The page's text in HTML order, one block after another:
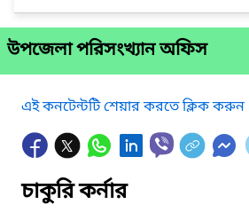
উপজেলা পরিসংখ্যান অফিস
এই কনটেন্টটি শেয়ার করতে ক্লিক করুন
চাকুরি কর্নার